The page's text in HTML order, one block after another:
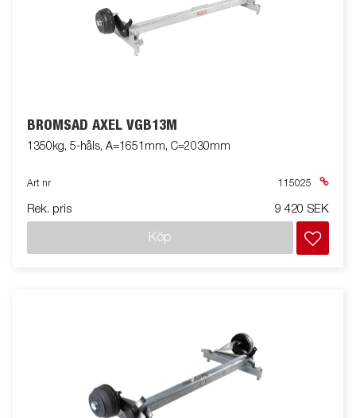
BROMSAD AXEL VGB13M
1350kg, 5-håls, A=1651mm, C=2030mm
Art nr 115025
Rek. pris 9 420 SEK
Köp